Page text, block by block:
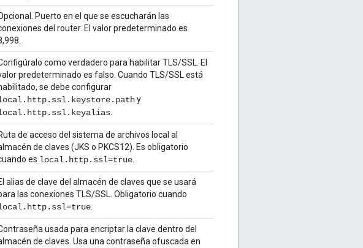
Puerto en el que se escucharán las
del router. El valor predeterminado es
como verdadero para habilitar TLS/SSL. El
predeterminado es falso. Cuando TLS/SSL está
se debe configurar
y
de acceso del sistema de archivos local al
de claves (JKS o PKCS12). Es obligatorio
es local.http.ssl=true
alias de clave del almacén de claves que se usará
las conexiones TLS/SSL. Obligatorio cuando
usada para encriptar la clave dentro del
de claves. Usa una contraseña ofuscada en